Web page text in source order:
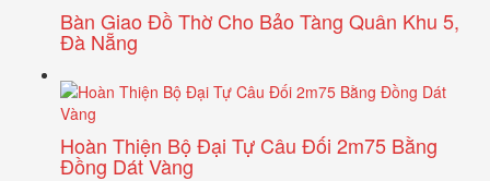
Bàn Giao Đồ Thờ Cho Bảo Tàng Quân Khu 5,
Đà Nẵng
Hoàn Thiện Bộ Đại Tự Câu Đối 2m75 Bằng
Đồng Dát Vàng